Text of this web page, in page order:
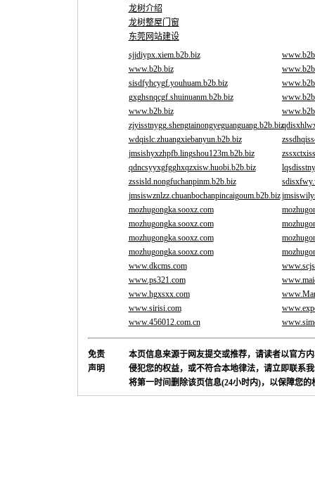
龙树介绍
龙树整屋门窗
东莞网站建设
sjjdiypx.xiem.b2b.biz
www.b2b.biz
sisdfyhcygf.youhuam.b2b.biz
gxghsnqcgf.shuinuanm.b2b.biz
www.b2b.biz
zjyisstnygg.shengtainongyeguanguang.b2b.biz
wdqislc.zhuangxiebanyun.b2b.biz
jmsishyxzhpfb.lingshou123m.b2b.biz
qdncsyyxgfgghxqzxisw.huobi.b2b.biz
zssisld.nongfuchanpinm.b2b.biz
jmsiswznlzz.chuanbochanpincaigoum.b2b.biz
mozhugongka.sooxz.com
mozhugongka.sooxz.com
mozhugongka.sooxz.com
mozhugongka.sooxz.com
www.dkcms.com
www.ps321.com
www.hgxsxx.com
www.sirisi.com
www.456012.com.cn
免责
声明
本页信息来源于网友提交或推荐，请读者以官方
侵犯您的权益，或不符合本地律法，请立即联系
将第一时间删除该页信息(24小时内)，以保障您的